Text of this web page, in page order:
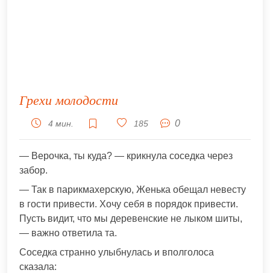
Грехи молодости
4 мин. 185 0
— Верочка, ты куда? — крикнула соседка через
забор.
— Так в парикмахерскую, Женька обещал невесту
в гости привести. Хочу себя в порядок привести.
Пусть видит, что мы деревенские не лыком шиты,
— важно ответила та.
Соседка странно улыбнулась и вполголоса
сказала: